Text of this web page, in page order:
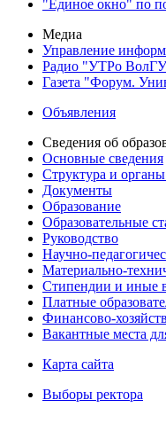
"Единое окно" по
Медиа
Управление
Радио "УТРо
Газета "Форум.
Объявления
Сведения об
Основные сведения
Структура и
Документы
Образование
Образовательные
Руководство
Научно-
Материально-
Стипендии и иные
Платные
Финансово-
Вакантные места
Карта сайта
Выборы ректора